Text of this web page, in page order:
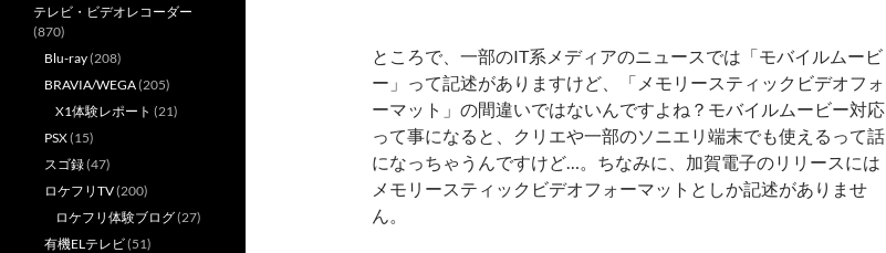
ところで、一部のIT系メディアのニュースでは「モバイルムービ
ー」って記述がありますけど、「メモリースティックビデオフォ
ーマット」の間違いではないんですよね？モバイルムービー対応
って事になると、クリエや一部のソニエリ端末でも使えるって話
になっちゃうんですけど…。ちなみに、加賀電子のリリースには
メモリースティックビデオフォーマットとしか記述がありませ
ん。
テレビ・ビデオレコーダー
(870)
Blu-ray(208)
BRAVIA/WEGA(205)
X1体験レポート (21)
PSX(15)
スゴ録(47)
ロケフリTV(200)
ロケフリ体験ブログ(27)
有機ELテレビ(51)